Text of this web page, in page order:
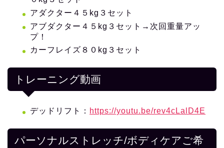
アダクター４５kg３セット
アブダクター４５kg３セット→次回重量アッ
プ！
カーフレイズ８０kg３セット
トレーニング動画
デッドリフト： https://youtu.be/rev4cLalD4E
パーソナルストレッチ/ボディケアご希